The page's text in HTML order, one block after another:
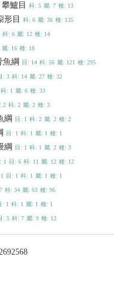
攀鱸目 科: 5 屬: 7 種: 13
形目 科: 6 屬: 36 種: 135
科: 6 屬: 12 種: 14
屬: 16 種: 18
魚綱 目: 14 科: 56 屬: 121 種: 295
: 3 科: 14 屬: 27 種: 32
科: 1 屬: 6 種: 33
2 科: 2 屬: 2 種: 3
綱 目: 1 科: 2 屬: 2 種: 2
目: 1 科: 1 屬: 1 種: 1
綱 目: 1 科: 1 屬: 2 種: 3
1 目: 6 科: 11 屬: 12 種: 12
目: 1 科: 1 屬: 1 種: 1
科: 34 屬: 63 種: 96
: 1 科: 1 屬: 1 種: 1
: 5 科: 7 屬: 9 種: 12